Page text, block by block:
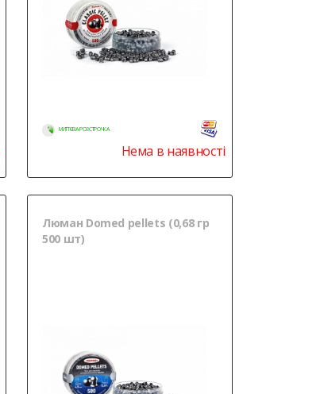
МИТТЄВА РОЗСТРОЧКА
Нема в наявності
Люман Domed pellets (0,68 гр
500 шт)